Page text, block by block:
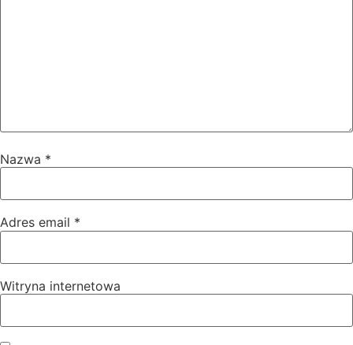
Nazwa *
Adres email *
Witryna internetowa